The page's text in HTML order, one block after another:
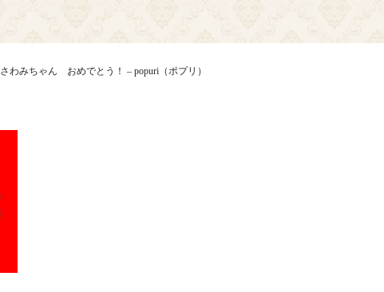
さわみちゃん おめでとう！ – popuri（ポプリ）